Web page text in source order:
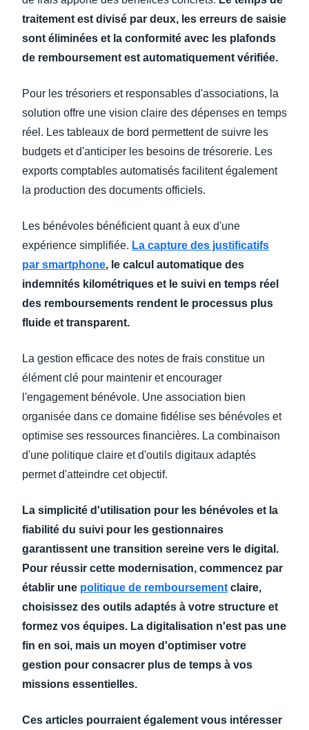
traitement est divisé par deux, les erreurs de saisie
sont éliminées et la conformité avec les plafonds
de remboursement est automatiquement vérifiée.
Pour les trésoriers et responsables d'associations, la
solution offre une vision claire des dépenses en temps
réel. Les tableaux de bord permettent de suivre les
budgets et d'anticiper les besoins de trésorerie. Les
exports comptables automatisés facilitent également
la production des documents officiels.
Les bénévoles bénéficient quant à eux d'une
expérience simplifiée. La capture des justificatifs
par smartphone, le calcul automatique des
indemnités kilométriques et le suivi en temps réel
des remboursements rendent le processus plus
fluide et transparent.
La gestion efficace des notes de frais constitue un
élément clé pour maintenir et encourager
l'engagement bénévole. Une association bien
organisée dans ce domaine fidélise ses bénévoles et
optimise ses ressources financières. La combinaison
d'une politique claire et d'outils digitaux adaptés
permet d'atteindre cet objectif.
La simplicité d'utilisation pour les bénévoles et la
fiabilité du suivi pour les gestionnaires
garantissent une transition sereine vers le digital.
Pour réussir cette modernisation, commencez par
établir une politique de remboursement claire,
choisissez des outils adaptés à votre structure et
formez vos équipes. La digitalisation n'est pas une
fin en soi, mais un moyen d'optimiser votre
gestion pour consacrer plus de temps à vos
missions essentielles.
Ces articles pourraient également vous intéresser